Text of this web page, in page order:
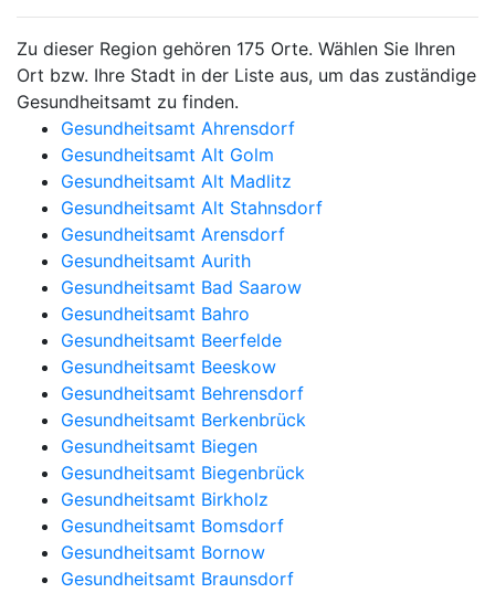
Zu dieser Region gehören 175 Orte. Wählen Sie Ihren
Ort bzw. Ihre Stadt in der Liste aus, um das zuständige
Gesundheitsamt zu finden.
Gesundheitsamt Ahrensdorf
Gesundheitsamt Alt Golm
Gesundheitsamt Alt Madlitz
Gesundheitsamt Alt Stahnsdorf
Gesundheitsamt Arensdorf
Gesundheitsamt Aurith
Gesundheitsamt Bad Saarow
Gesundheitsamt Bahro
Gesundheitsamt Beerfelde
Gesundheitsamt Beeskow
Gesundheitsamt Behrensdorf
Gesundheitsamt Berkenbrück
Gesundheitsamt Biegen
Gesundheitsamt Biegenbrück
Gesundheitsamt Birkholz
Gesundheitsamt Bomsdorf
Gesundheitsamt Bornow
Gesundheitsamt Braunsdorf